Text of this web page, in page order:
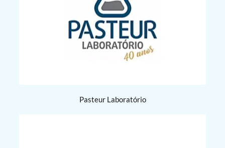
Pasteur Laboratório